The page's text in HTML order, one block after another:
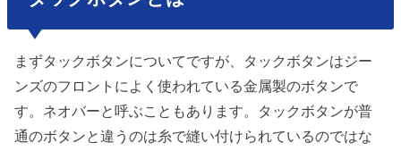
まずタックボタンについてですが、タックボタンはジー
ンズのフロントによく使われている金属製のボタンで
す。ネオバーと呼ぶこともあります。タックボタンが普
通のボタンと違うのは糸で縫い付けられているのではな